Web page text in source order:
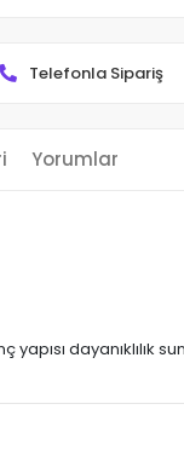
Telefonla Sipariş
Yorumlar
dayanıklılık